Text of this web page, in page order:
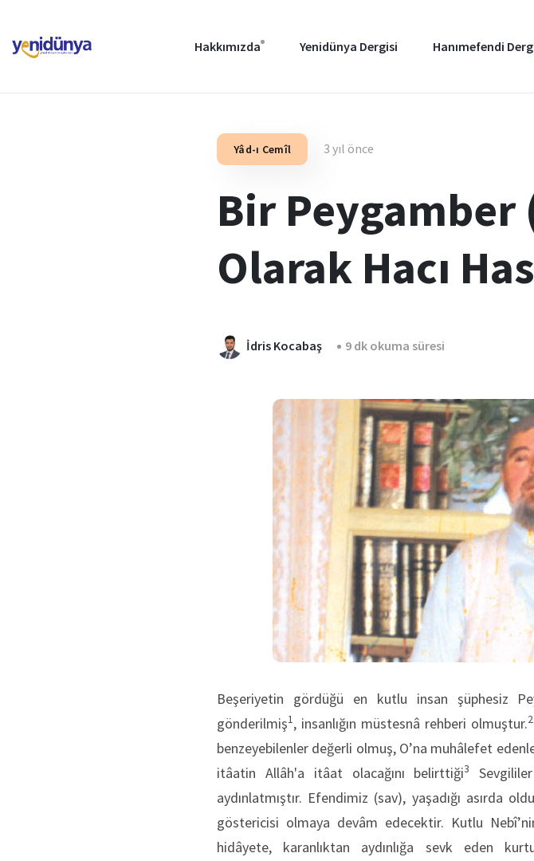
Hakkımızda Yenidünya Dergisi Hanımefendi
Yâd-ı Cemîl 3 yıl önce
Bir Peygamber
Olarak Hacı
İdris Kocabaş 9 dk okuma süresi
Beşeriyetin gördüğü en kutlu insan şüphesiz
gönderilmiş1, insanlığın müstesnâ rehberi olmuştur.2
benzeyebilenler değerli olmuş, O’na muhâlefet
itâatin Allâh'a itâat olacağını belirttiği3
aydınlatmıştır. Efendimiz (sav), yaşadığı asırda
göstericisi olmaya devâm edecektir. Kutlu
hidâyete, karanlıktan aydınlığa sevk eden